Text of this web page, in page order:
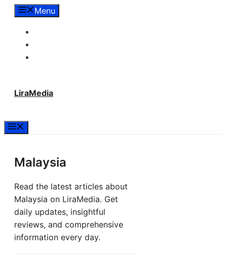
LangsungMenu
LiraMedia
Malaysia
Read the latest articles about
Malaysia on LiraMedia. Get
daily updates, insightful
reviews, and comprehensive
information every day.